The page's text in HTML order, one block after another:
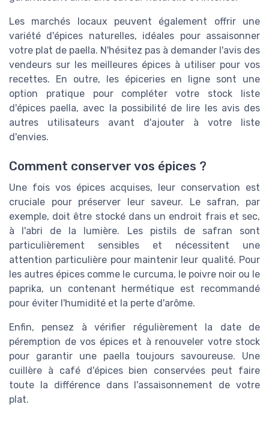
Les marchés locaux peuvent également offrir une
variété d'épices naturelles, idéales pour assaisonner
votre plat de paella. N'hésitez pas à demander l'avis des
vendeurs sur les meilleures épices à utiliser pour vos
recettes. En outre, les épiceries en ligne sont une
option pratique pour compléter votre stock liste
d'épices paella, avec la possibilité de lire les avis des
autres utilisateurs avant d'ajouter à votre liste
d'envies.
Comment conserver vos épices ?
Une fois vos épices acquises, leur conservation est
cruciale pour préserver leur saveur. Le safran, par
exemple, doit être stocké dans un endroit frais et sec,
à l'abri de la lumière. Les pistils de safran sont
particulièrement sensibles et nécessitent une
attention particulière pour maintenir leur qualité. Pour
les autres épices comme le curcuma, le poivre noir ou le
paprika, un contenant hermétique est recommandé
pour éviter l'humidité et la perte d'arôme.
Enfin, pensez à vérifier régulièrement la date de
péremption de vos épices et à renouveler votre stock
pour garantir une paella toujours savoureuse. Une
cuillère à café d'épices bien conservées peut faire
toute la différence dans l'assaisonnement de votre
plat.